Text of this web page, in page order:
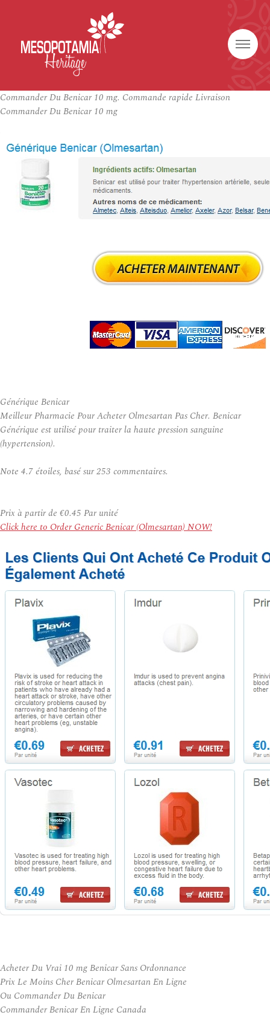
Commander Du Benicar 10 mg. Commande rapide Livraison
Commander Du Benicar 10 mg
Générique Benicar
Meilleur Pharmacie Pour Acheter Olmesartan Pas Cher. Benicar
Générique est utilisé pour traiter la haute pression sanguine
(hypertension).
Note 4.7étoiles, basé sur253 commentaires.
Prix à partir de €0.45 Par unité
Click here to Order Generic Benicar (Olmesartan) NOW!
Acheter Du Vrai 10 mg Benicar Sans Ordonnance
Prix Le Moins Cher Benicar Olmesartan En Ligne
Ou Commander Du Benicar
Commander Benicar En Ligne Canada